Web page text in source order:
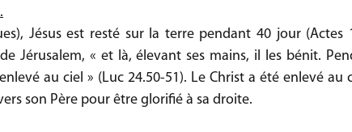
Jésus est resté sur la terre pendant 40 jour (Actes
Jérusalem, « et là, élevant ses mains, il les bénit.
au ciel » (Luc 24.50-51). Le Christ a été enlevé au
son Père pour être glorifié à sa droite.